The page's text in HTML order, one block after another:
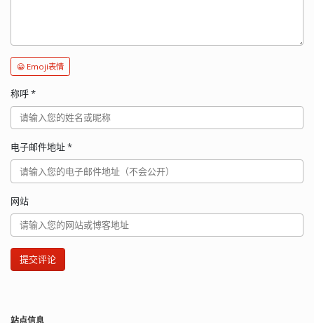
😀 Emoji表情
称呼*
电子邮件地址*
网站
提交评论